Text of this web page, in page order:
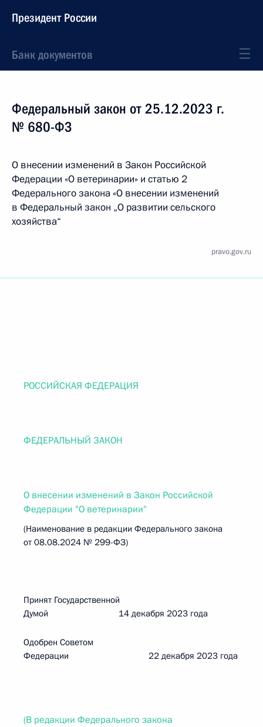
Президент России
Банк документов
Федеральный закон от 25.12.2023 г.
№ 680-ФЗ
О внесении изменений в Закон Российской
Федерации «О ветеринарии» и статью 2
Федерального закона «О внесении изменений
в Федеральный закон „О развитии сельского
хозяйства“
pravo.gov.ru
РОССИЙСКАЯ ФЕДЕРАЦИЯ
ФЕДЕРАЛЬНЫЙ ЗАКОН
О внесении изменений в Закон Российской
Федерации "О ветеринарии"
(Наименование в редакции Федерального закона
от 08.08.2024 № 299-ФЗ)
Принят Государственной
Думой 14 декабря 2023 года
Одобрен Советом
Федерации 22 декабря 2023 года
(В редакции Федерального закона